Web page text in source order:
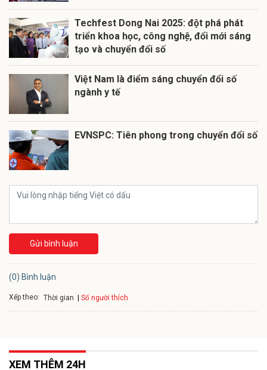
Techfest Dong Nai 2025: đột phá phát
triển khoa học, công nghệ, đổi mới sáng
tạo và chuyển đổi số
Việt Nam là điểm sáng chuyển đổi số
ngành y tế
EVNSPC: Tiên phong trong chuyển đổi số
Gửi bình luận
(0) Bình luận
Xếp theo: Thời gian Số người thích
XEM THÊM 24H